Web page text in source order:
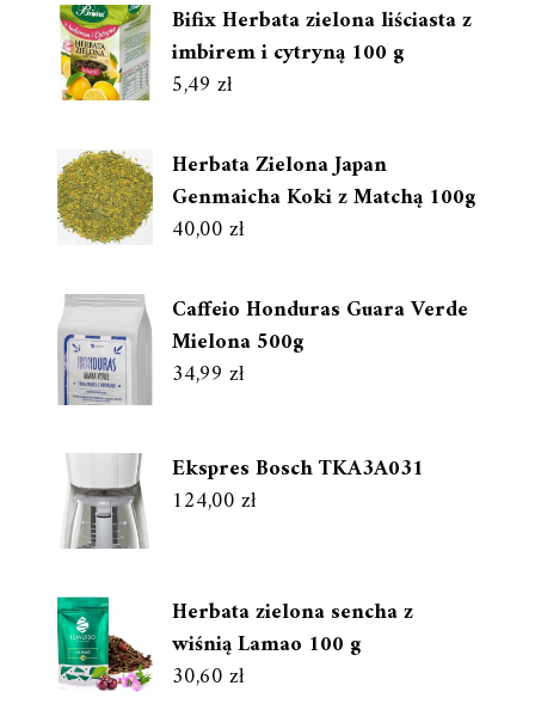
Bifix Herbata zielona liściasta z
imbirem i cytryną 100 g
5,49 zł
Herbata Zielona Japan
Genmaicha Koki z Matchą 100g
40,00zł
Caffeio Honduras Guara Verde
Mielona 500g
34,99 zł
Ekspres Bosch TKA3A031
124,00zł
Herbata zielona sencha z
wiśnią Lamao 100 g
30,60zł